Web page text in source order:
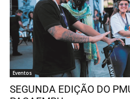
Eventos
SEGUNDA EDIÇÃO DO